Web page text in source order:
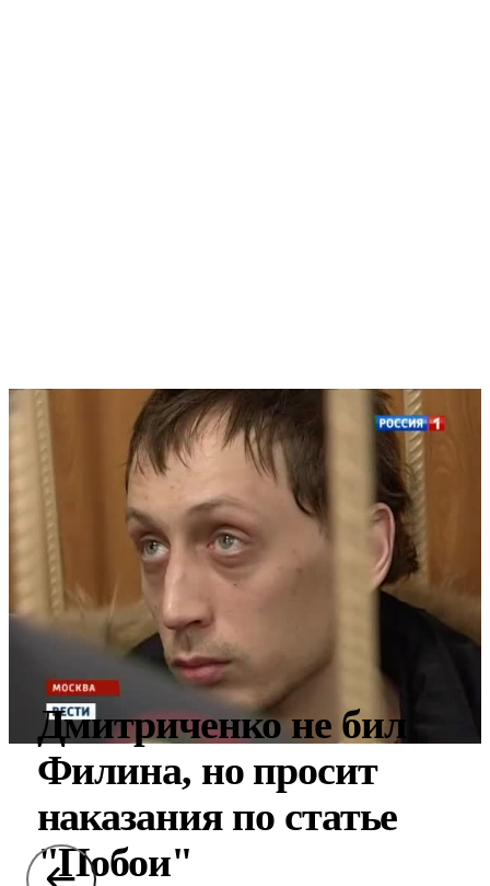
Дмитриченко не бил
Филина, но просит
наказания по статье
"Побои"